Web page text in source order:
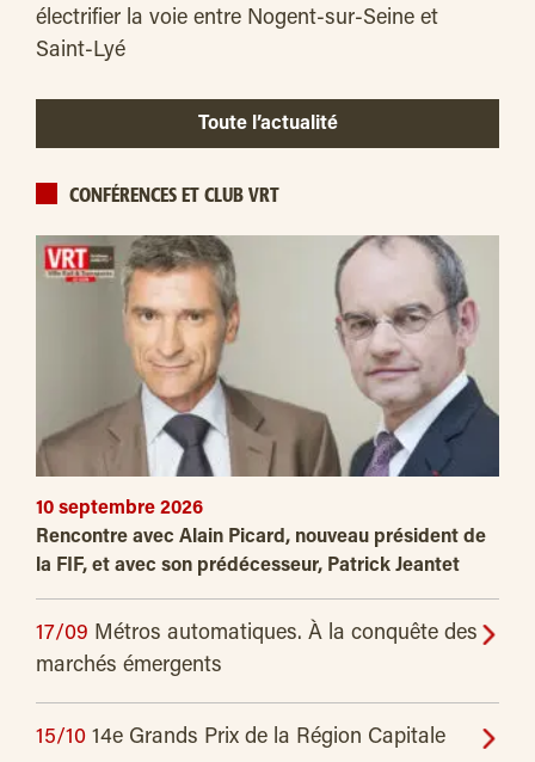
électrifier la voie entre Nogent-sur-Seine et
Saint-Lyé
Toute l’actualité
CONFÉRENCES ET CLUB VRT
10 septembre 2026
Rencontre avec Alain Picard, nouveau président de
la FIF, et avec son prédécesseur, Patrick Jeantet
17/09 Métros automatiques. À la conquête des
marchés émergents
15/10 14e Grands Prix de la Région Capitale